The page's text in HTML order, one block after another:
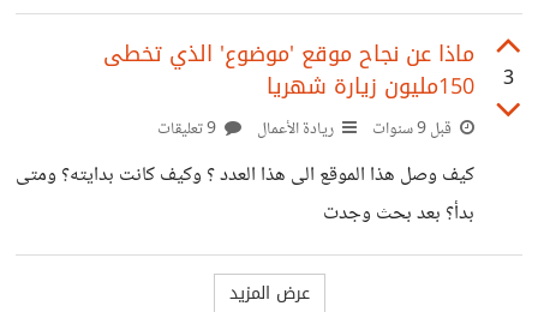
3
ماذا عن نجاح موقع 'موضوع' الذي تخطى
150مليون زيارة شهريا
قبل 9 سنوات ريادة الأعمال
كيف وصل هذا الموقع الى هذا العدد ؟ وكيف كانت بدايته؟ ومتى
بدأ؟ بعد بحث وجدت
https://www.facebook.com/mawdoo3/posts/141